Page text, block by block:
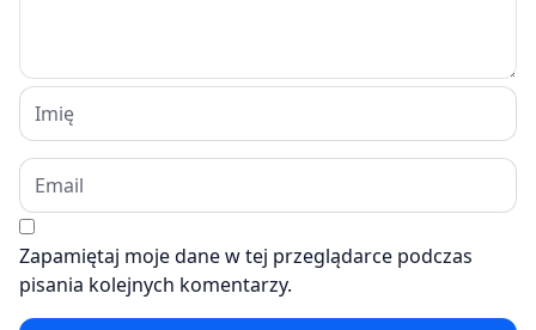
Zapamiętaj moje dane w tej przeglądarce podczas
pisania kolejnych komentarzy.